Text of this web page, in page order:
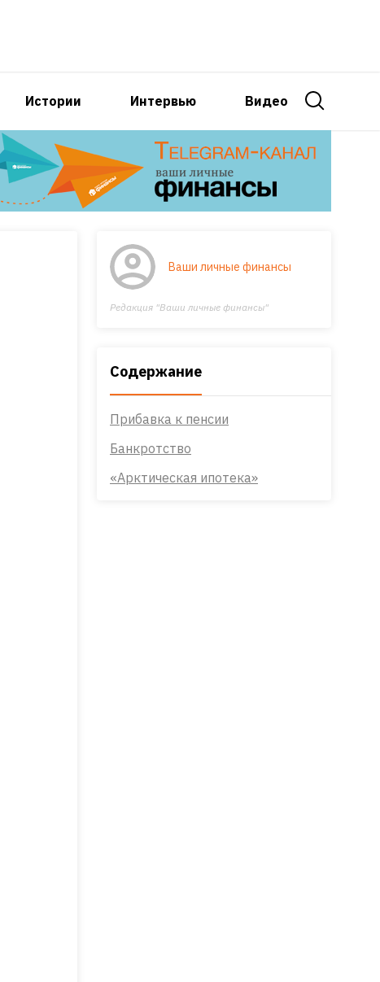
Истории Интервью Видео
Ваши личные финансы
Редакция "Ваши личные финансы"
Содержание
Прибавка к пенсии
Банкротство
«Арктическая ипотека»